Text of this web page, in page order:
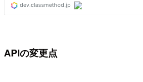
APIの変更点